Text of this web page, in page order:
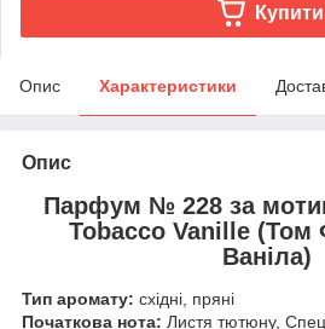
Купити
Опис Характеристики
Опис
Парфум № 228 за
Tobacco Vanille (Том
Ваніла)
Тип аромату: східні, пряні
Початкова нота: Листя тютюну,